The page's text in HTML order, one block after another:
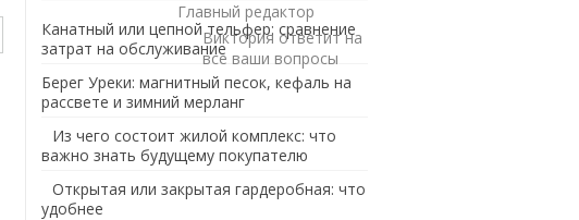
Главный редактор
Виктория ответит на
все ваши вопросы
Канатный или цепной тельфер: сравнение
затрат на обслуживание
Берег Уреки: магнитный песок, кефаль на
рассвете и зимний мерланг
Из чего состоит жилой комплекс: что
важно знать будущему покупателю
Открытая или закрытая гардеробная: что
удобнее